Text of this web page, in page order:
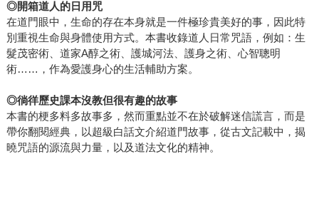
◎開箱道人的日用咒
在道門眼中，生命的存在本身就是一件極珍貴美好的事，因此特
別重視生命與身體使用方式。本書收錄道人日常咒語，例如：生
髮茂密術、道家A醇之術、護城河法、護身之術、心智聰明
術……，作為愛護身心的生活輔助方案。
◎徜徉歷史課本沒教但很有趣的故事
本書的梗多料多故事多，然而重點並不在於破解迷信謊言，而是
帶你翻閱經典，以超級白話文介紹道門故事，從古文記載中，揭
曉咒語的源流與力量，以及道法文化的精神。